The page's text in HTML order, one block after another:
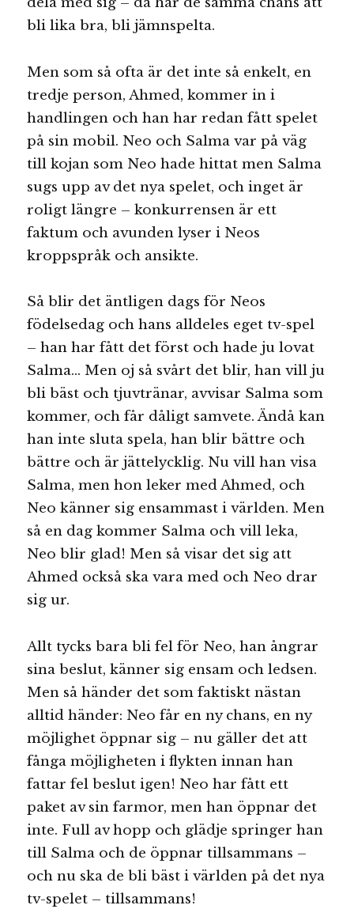
bli lika bra, bli jämnspelta.
Men som så ofta är det inte så enkelt, en
tredje person, Ahmed, kommer in i
handlingen och han har redan fått spelet
på sin mobil. Neo och Salma var på väg
till kojan som Neo hade hittat men Salma
sugs upp av det nya spelet, och inget är
roligt längre – konkurrensen är ett
faktum och avunden lyser i Neos
kroppspråk och ansikte.
Så blir det äntligen dags för Neos
födelsedag och hans alldeles eget tv-spel
– han har fått det först och hade ju lovat
Salma… Men oj så svårt det blir, han vill ju
bli bäst och tjuvtränar, avvisar Salma som
kommer, och får dåligt samvete. Ändå kan
han inte sluta spela, han blir bättre och
bättre och är jättelycklig. Nu vill han visa
Salma, men hon leker med Ahmed, och
Neo känner sig ensammast i världen. Men
så en dag kommer Salma och vill leka,
Neo blir glad! Men så visar det sig att
Ahmed också ska vara med och Neo drar
sig ur.
Allt tycks bara bli fel för Neo, han ångrar
sina beslut, känner sig ensam och ledsen.
Men så händer det som faktiskt nästan
alltid händer: Neo får en ny chans, en ny
möjlighet öppnar sig – nu gäller det att
fånga möjligheten i flykten innan han
fattar fel beslut igen! Neo har fått ett
paket av sin farmor, men han öppnar det
inte. Full av hopp och glädje springer han
till Salma och de öppnar tillsammans –
och nu ska de bli bäst i världen på det nya
tv-spelet – tillsammans!